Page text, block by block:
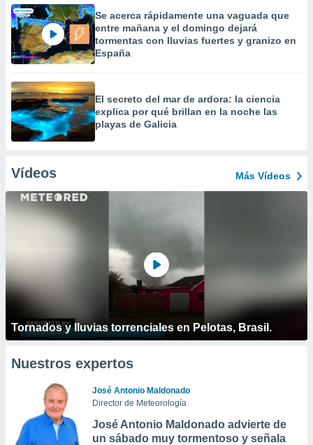
Se acerca rápidamente una vaguada que
entre mañana y el domingo dejará
tormentas con lluvias fuertes y granizo en
España
El secreto del mar de ardora: la ciencia
explica por qué brillan en la noche las
playas de Galicia
Vídeos Más Vídeos
Tornados y lluvias torrenciales en Pelotas, Brasil.
Nuestros expertos
José Antonio Maldonado
Director de Meteorología
José Antonio Maldonado advierte de
un sábado muy tormentoso y señala